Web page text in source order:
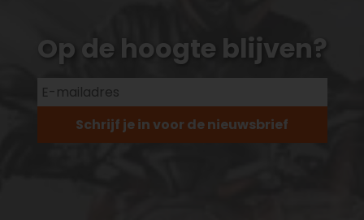
Op de hoogte blijven?
Schrijf je in voor de nieuwsbrief